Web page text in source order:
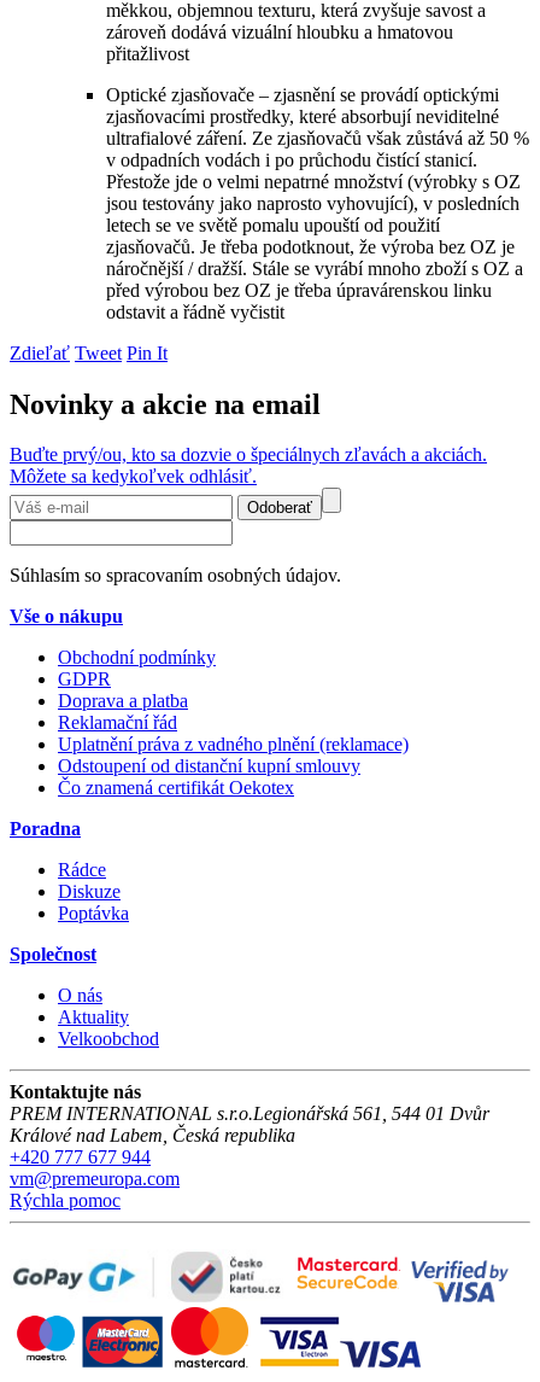
měkkou, objemnou texturu, která zvyšuje savost a
zároveň dodává vizuální hloubku a hmatovou
přitažlivost
Optické zjasňovače – zjasnění se provádí optickými
zjasňovacími prostředky, které absorbují neviditelné
ultrafialové záření. Ze zjasňovačů však zůstává až 50 %
v odpadních vodách i po průchodu čistící stanicí.
Přestože jde o velmi nepatrné množství (výrobky s OZ
jsou testovány jako naprosto vyhovující), v posledních
letech se ve světě pomalu upouští od použití
zjasňovačů. Je třeba podotknout, že výroba bez OZ je
náročnější / dražší. Stále se vyrábí mnoho zboží s OZ a
před výrobou bez OZ je třeba úpravárenskou linku
odstavit a řádně vyčistit
Zdieľať Tweet Pin It
Novinky a akcie na email
Buďte prvý/ou, kto sa dozvie o špeciálnych zľavách a akciách.
Môžete sa kedykoľvek odhlásiť.
Odoberať
Súhlasím so spracovaním osobných údajov.
Vše o nákupu
Obchodní podmínky
GDPR
Doprava a platba
Reklamační řád
Uplatnění práva z vadného plnění (reklamace)
Odstoupení od distanční kupní smlouvy
Čo znamená certifikát Oekotex
Poradna
Rádce
Diskuze
Poptávka
Společnost
O nás
Aktuality
Velkoobchod
Kontaktujte nás
PREM INTERNATIONAL s.r.o.Legionářská 561, 544 01 Dvůr
Králové nad Labem, Česká republika
+420 777 677 944
vm@premeuropa.com
Rýchla pomoc